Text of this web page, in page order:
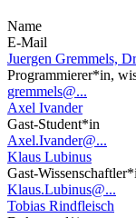
Name
E-Mail
Juergen Gremmels,
Programmierer*in,
gremmels@...
Axel Ivander
Gast-Student*in
Axel.Ivander@...
Klaus Lubinus
Gast-
Klaus.Lubinus@...
Tobias Rindfleisch